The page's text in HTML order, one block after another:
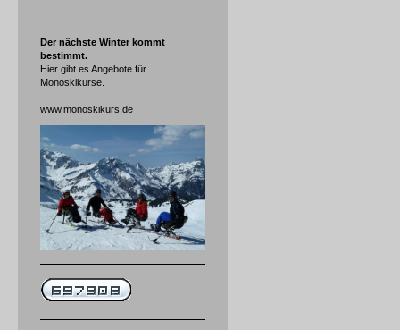
Der nächste Winter kommt
bestimmt.
Hier gibt es Angebote für
Monoskikurse.
www.monoskikurs.de